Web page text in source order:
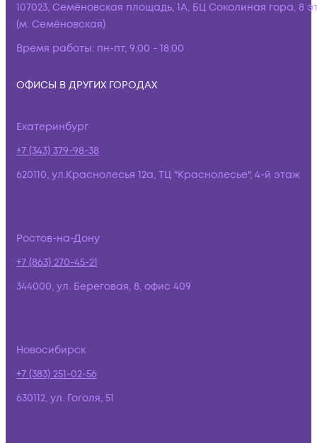
107023, Семёновская площадь, 1А, БЦ Соколиная гора, 8
(м. Семёновская)
Время работы: пн-пт, 9:00 - 18:00
ОФИСЫ В ДРУГИХ ГОРОДАХ
Екатеринбург
+7 (343) 379-98-38
620110, ул.Краснолесья 12а, ТЦ "Краснолесье", 4-й этаж
Ростов-на-Дону
+7 (863) 270-45-21
344000, ул. Береговая, 8, офис 409
Новосибирск
+7 (383) 251-02-56
630112, ул. Гоголя, 51